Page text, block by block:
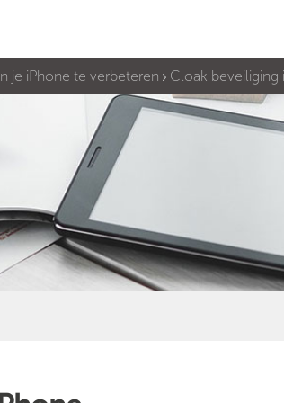
je iPhone te verbeteren Cloak beveiliging